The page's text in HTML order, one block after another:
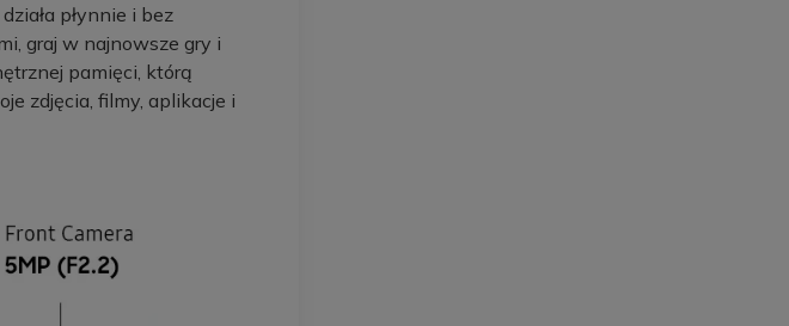
płynnie i bez
graj w najnowsze gry i
pamięci, którą
zdjęcia, filmy, aplikacje i